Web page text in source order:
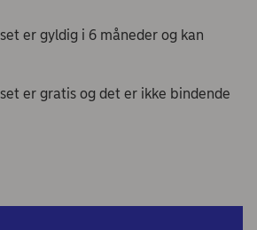
er gyldig i 6 måneder og kan
er gratis og det er ikke bindende